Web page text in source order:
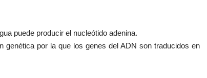
puede producir el nucleótido adenina.
por la que los genes del ADN son traducidos en